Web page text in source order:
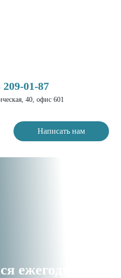
209-01-87
40, офис 601
Написать нам
ежегодный